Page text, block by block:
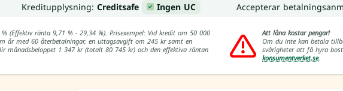
Kreditupplysning: Creditsafe Ingen UC Accepterar
(Effektiv ränta 9,71 % - 29,34 %). Prisexempel: Vid kredit om 50 000
år med 60 återbetalningar, en uttagsavgift om 245 kr samt en
månadsbeloppet 1 347 kr (totalt 80 745 kr) och den effektiva räntan
Att låna kostar pengar!
Om du inte kan betala
svårigheter att få hyra
konsumentverket.se.